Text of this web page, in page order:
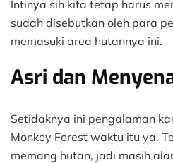
Intinya sih kita tetap harus
sudah disebutkan oleh para
memasuki area hutannya ini.
Asri dan
Setidaknya ini pengalaman
Monkey Forest waktu itu ya.
memang hutan, jadi masih